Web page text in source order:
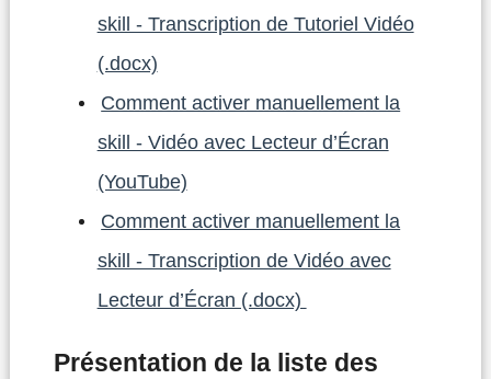
skill - Transcription de Tutoriel Vidéo
(.docx)
Comment activer manuellement la
skill - Vidéo avec Lecteur d’Écran
(YouTube)
Comment activer manuellement la
skill - Transcription de Vidéo avec
Lecteur d’Écran (.docx)
Présentation de la liste des